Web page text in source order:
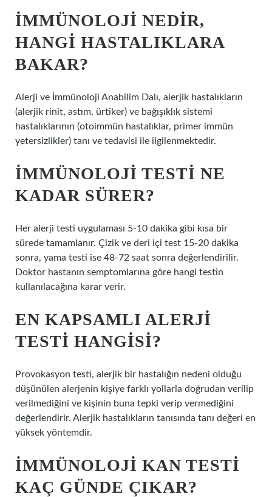
İMMÜNOLOJI NEDIR,
HANGI HASTALIKLARA
BAKAR?
Alerji ve İmmünoloji Anabilim Dalı, alerjik hastalıkların
(alerjik rinit, astım, ürtiker) ve bağışıklık sistemi
hastalıklarının (otoimmün hastalıklar, primer immün
yetersizlikler) tanı ve tedavisi ile ilgilenmektedir.
İMMÜNOLOJI TESTI NE
KADAR SÜRER?
Her alerji testi uygulaması 5-10 dakika gibi kısa bir
sürede tamamlanır. Çizik ve deri içi test 15-20 dakika
sonra, yama testi ise 48-72 saat sonra değerlendirilir.
Doktor hastanın semptomlarına göre hangi testin
kullanılacağına karar verir.
EN KAPSAMLI ALERJI
TESTI HANGISI?
Provokasyon testi, alerjik bir hastalığın nedeni olduğu
düşünülen alerjenin kişiye farklı yollarla doğrudan verilip
verilmediğini ve kişinin buna tepki verip vermediğini
değerlendirir. Alerjik hastalıkların tanısında tanı değeri en
yüksek yöntemdir.
İMMÜNOLOJI KAN TESTI
KAÇ GÜNDE ÇIKAR?